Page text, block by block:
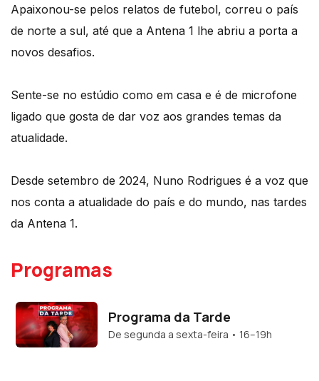
Apaixonou-se pelos relatos de futebol, correu o país
de norte a sul, até que a Antena 1 lhe abriu a porta a
novos desafios.
Sente-se no estúdio como em casa e é de microfone
ligado que gosta de dar voz aos grandes temas da
atualidade.
Desde setembro de 2024, Nuno Rodrigues é a voz que
nos conta a atualidade do país e do mundo, nas tardes
da Antena 1.
Programas
Programa da Tarde
De segunda a sexta-feira • 16–19h